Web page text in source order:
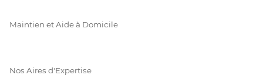
Maintien et Aide à Domicile
Nos Aires d'Expertise